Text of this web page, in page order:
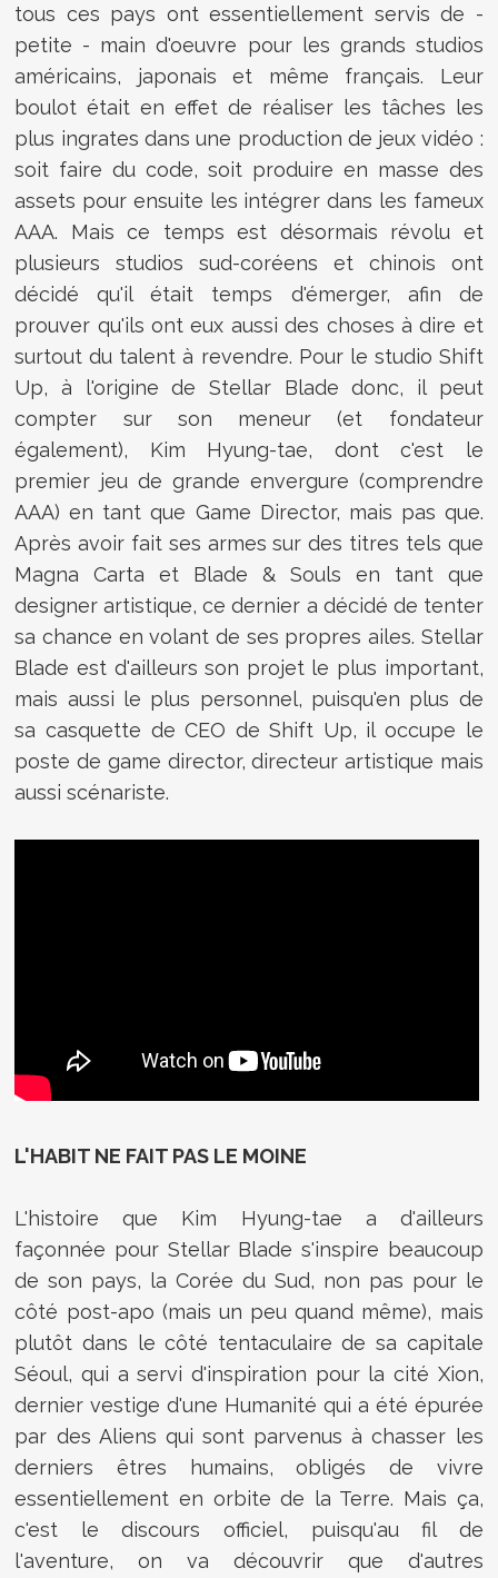
tous ces pays ont essentiellement servis de -
petite - main d'oeuvre pour les grands studios
américains, japonais et même français. Leur
boulot était en effet de réaliser les tâches les
plus ingrates dans une production de jeux vidéo :
soit faire du code, soit produire en masse des
assets pour ensuite les intégrer dans les fameux
AAA. Mais ce temps est désormais révolu et
plusieurs studios sud-coréens et chinois ont
décidé qu'il était temps d'émerger, afin de
prouver qu'ils ont eux aussi des choses à dire et
surtout du talent à revendre. Pour le studio Shift
Up, à l'origine de Stellar Blade donc, il peut
compter sur son meneur (et fondateur
également), Kim Hyung-tae, dont c'est le
premier jeu de grande envergure (comprendre
AAA) en tant que Game Director, mais pas que.
Après avoir fait ses armes sur des titres tels que
Magna Carta et Blade & Souls en tant que
designer artistique, ce dernier a décidé de tenter
sa chance en volant de ses propres ailes. Stellar
Blade est d'ailleurs son projet le plus important,
mais aussi le plus personnel, puisqu'en plus de
sa casquette de CEO de Shift Up, il occupe le
poste de game director, directeur artistique mais
aussi scénariste.
L'HABIT NE FAIT PAS LE MOINE
L'histoire que Kim Hyung-tae a d'ailleurs
façonnée pour Stellar Blade s'inspire beaucoup
de son pays, la Corée du Sud, non pas pour le
côté post-apo (mais un peu quand même), mais
plutôt dans le côté tentaculaire de sa capitale
Séoul, qui a servi d'inspiration pour la cité Xion,
dernier vestige d'une Humanité qui a été épurée
par des Aliens qui sont parvenus à chasser les
derniers êtres humains, obligés de vivre
essentiellement en orbite de la Terre. Mais ça,
c'est le discours officiel, puisqu'au fil de
l'aventure, on va découvrir que d'autres